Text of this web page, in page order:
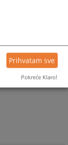
Prihvatam sve
Pokreće Klaro!